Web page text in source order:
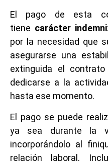
El pago de esta
tiene carácter
por la necesidad que
asegurarse una
extinguida el
dedicarse a la
hasta ese momento.
El pago se puede
ya sea durante la
incorporándolo al
relación laboral.